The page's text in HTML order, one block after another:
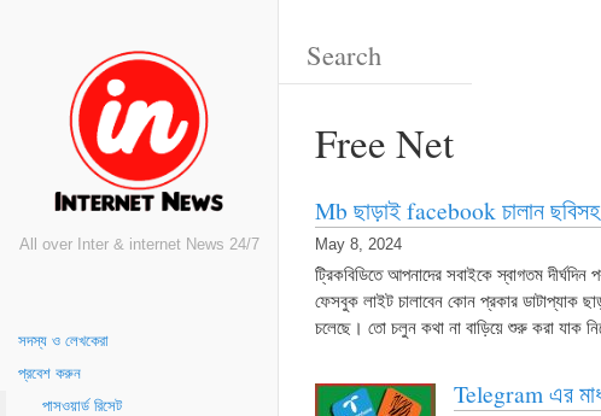
All over Inter & internet News 24/7
সদস্য ও লেখকেরা
প্রবেশ করুন
পাসওয়ার্ড রিসেট
Free Net
Mb ছাড়াই facebook চালান ছবিসহ
May 8, 2024
ট্রিকবিডিতে আপনাদের সবাইকে স্বাগতম
ফেসবুক লাইট চালাবেন কোন প্রকার ডাটাপ্যাক
চলেছে। তো চলুন কথা না বাড়িয়ে শুরু করা যাক
Telegram এর